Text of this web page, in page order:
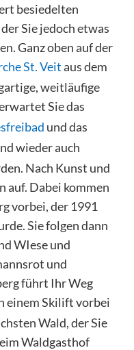
besiedelten
Sie jedoch etwas
Ganz oben auf der
St. Veitaus dem
weitläufige
Sie das
und das
wieder auch
Nach Kunst und
auf. Dabei kommen
vorbei, der 1991
Sie folgen dann
WIese und
und
führt Ihr Weg
einem Skilift vorbei
Wald, der Sie
Waldgasthof